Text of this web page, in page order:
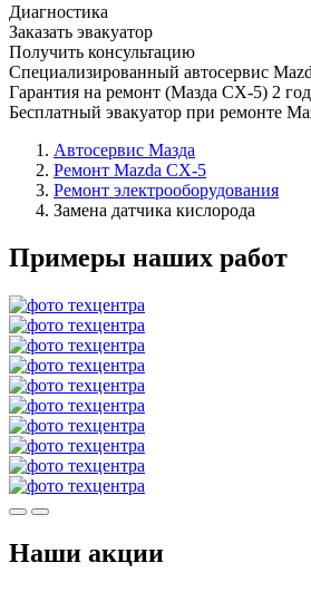
Диагностика
Заказать эвакуатор
Получить консультацию
Специализированный автосервис
Гарантия на ремонт (Мазда СХ-5) 2
Бесплатный эвакуатор при ремонте
Автосервис Мазда
Ремонт Mazda CX-5
Ремонт электрооборудования
Замена датчика кислорода
Примеры наших работ
Наши акции